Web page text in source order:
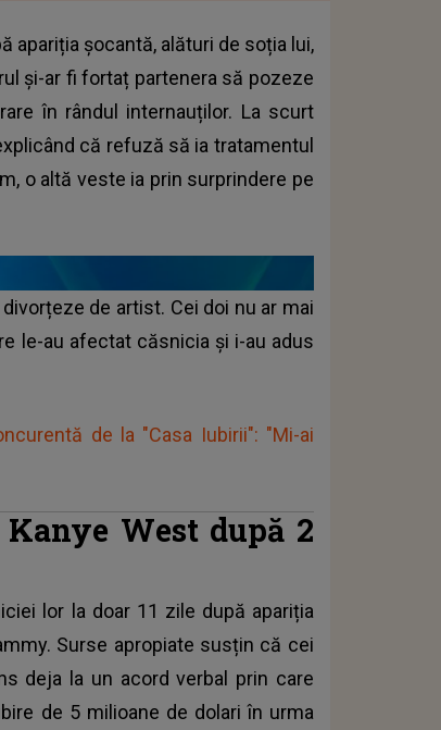
apariția șocantă, alături de soția lui,
și-ar fi fortaț partenera să pozeze
în rândul internauților. La scurt
că refuză să ia tratamentul
o altă veste ia prin surprindere pe
de artist. Cei doi nu ar mai
le-au afectat căsnicia și i-au adus
de la "Casa Iubirii": "Mi-ai
West după 2
lor la doar 11 zile după apariția
Surse apropiate susțin că cei
deja la un acord verbal prin care
de 5 milioane de dolari în urma